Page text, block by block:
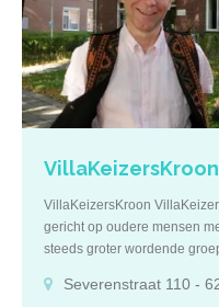
bieden zij ouderen 24 uur
somatische (lichamelijke) of
problemen kunnen zowel op
verpleeghuisniveau
VillaKeizersKroon
VillaKeizersKroon
gericht op oudere mensen
steeds groter wordende
geheugenprobleem op een
Severenstraat 110 -